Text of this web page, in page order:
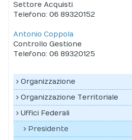
Settore Acquisti
Telefono: 06 89320152
Antonio Coppola
Controllo Gestione
Telefono: 06 89320125
Organizzazione
Organizzazione Territoriale
Uffici Federali
Presidente